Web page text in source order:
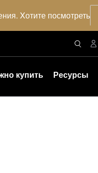
Xотите посмотреть
купить Ресурсы